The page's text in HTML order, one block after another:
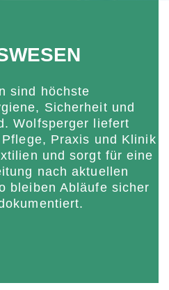
sind höchste
Sicherheit und
Wolfsperger liefert
Praxis und Klinik
und sorgt für eine
nach aktuellen
bleiben Abläufe sicher